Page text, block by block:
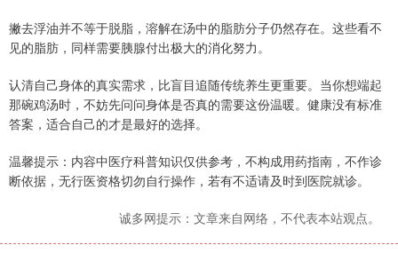
撇去浮油并不等于脱脂，溶解在汤中的脂肪分子仍然存在。这些看不
见的脂肪，同样需要胰腺付出极大的消化努力。
认清自己身体的真实需求，比盲目追随传统养生更重要。当你想端起
那碗鸡汤时，不妨先问问身体是否真的需要这份温暖。健康没有标准
答案，适合自己的才是最好的选择。
温馨提示：内容中医疗科普知识仅供参考，不构成用药指南，不作诊
断依据，无行医资格切勿自行操作，若有不适请及时到医院就诊。
诚多网提示：文章来自网络，不代表本站观点。